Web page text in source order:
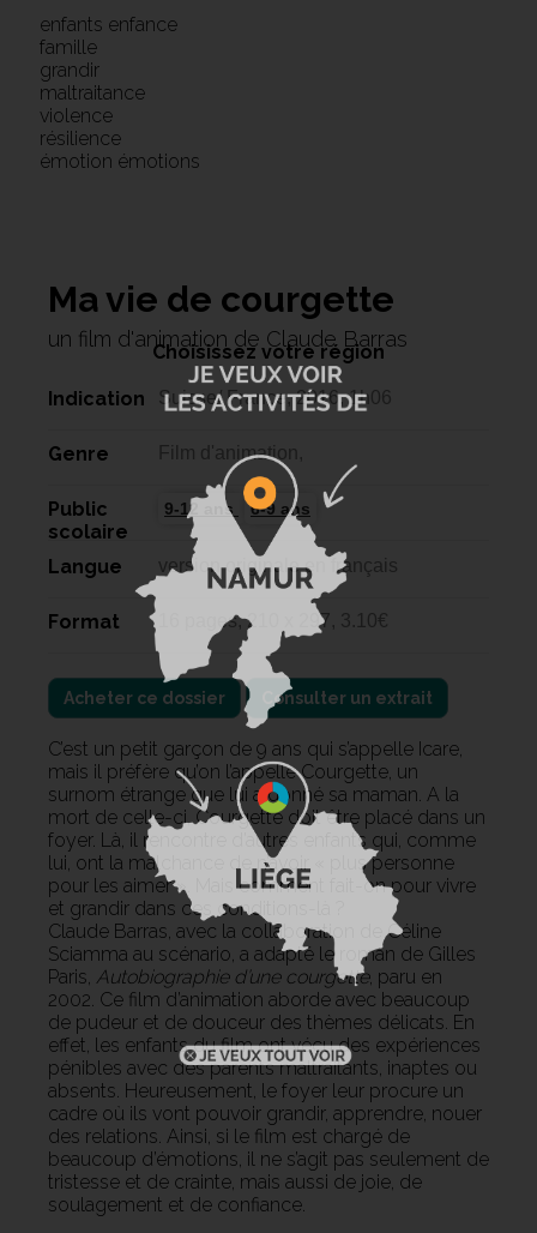
enfants enfance
famille
grandir
maltraitance
violence
résilience
émotion émotions
Ma vie de courgette
un film d'animation de Claude Barras
Indication Suisse/ France, 2016, 1h06
Genre Film d'animation,
Public
scolaire
9-12 ans 6-9 ans
Langue version originale en français
Format 16 pages, 210 x 297, 3.10€
Acheter ce dossier Consulter un extrait
C’est un petit garçon de 9 ans qui s’appelle Icare,
mais il préfère qu’on l’appelle Courgette, un
surnom étrange que lui a donné sa maman. A la
mort de celle-ci, Courgette doit être placé dans un
foyer. Là, il rencontre d’autres enfants qui, comme
lui, ont la malchance de n’avoir « plus personne
pour les aimer ». Mais comment fait-on pour vivre
et grandir dans ces conditions-là ?
Claude Barras, avec la collaboration de Céline
Sciamma au scénario, a adapté le roman de Gilles
Paris, Autobiographie d’une courgette, paru en
2002. Ce film d’animation aborde avec beaucoup
de pudeur et de douceur des thèmes délicats. En
effet, les enfants du film ont vécu des expériences
pénibles avec des parents maltraitants, inaptes ou
absents. Heureusement, le foyer leur procure un
cadre où ils vont pouvoir grandir, apprendre, nouer
des relations. Ainsi, si le film est chargé de
beaucoup d’émotions, il ne s’agit pas seulement de
tristesse et de crainte, mais aussi de joie, de
soulagement et de confiance.
Choisissez votre région